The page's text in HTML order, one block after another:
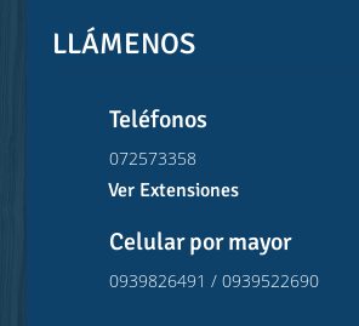
LLÁMENOS
Teléfonos
072573358
Ver Extensiones
Celular por mayor
0939826491 / 0939522690